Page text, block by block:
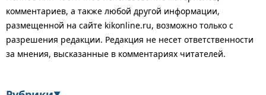
комментариев, а также любой другой информации,
размещенной на сайте kikonline.ru, возможно только с
разрешения редакции. Редакция не несет ответственности
за мнения, высказанные в комментариях читателей.